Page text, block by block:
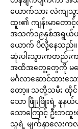
ယောက်သား လဲကျသွ
ထူး၏ ကျန်းမာတော
အသက်၁၉နှစ်အရွယ်ပင်
ယောက် ပိလို့နေသည်။
ဆုံးပါးသွားကတည်
အထိအတွေ့တွေကို မရှေ
မင်္ဂလာဆောင်ထား
တော့။ သတို့သမီး ထိုင်
သော ဖြိုးဖြိုးရဲ့ နုန
သောကြောင့် ဦးဘထူ
သူရဲ့ မျက်နှာလေးကလ